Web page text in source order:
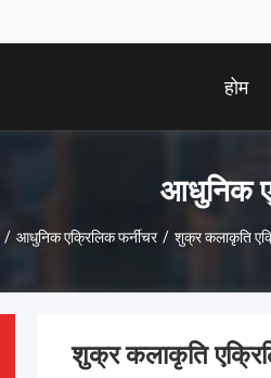
होम
आधुनिक
/ आधुनिक एक्रिलिक फर्नीचर / शुक्र कलाकृति
शुक्र कलाकृति